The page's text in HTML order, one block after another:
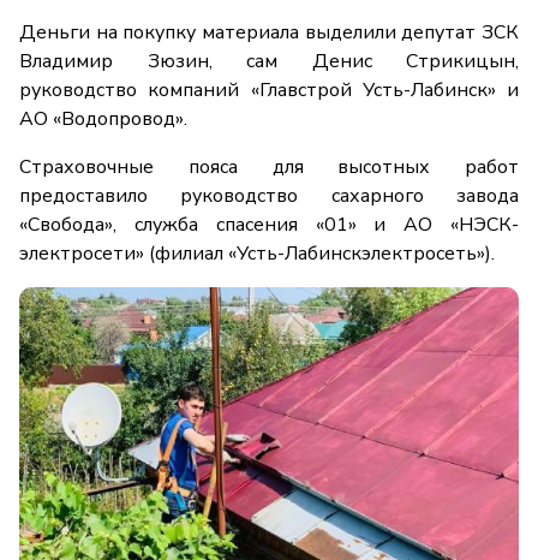
Деньги на покупку материала выделили депутат ЗСК
Владимир Зюзин, сам Денис Стрикицын,
руководство компаний «Главстрой Усть-Лабинск» и
АО «Водопровод».
Страховочные пояса для высотных работ
предоставило руководство сахарного завода
«Свобода», служба спасения «01» и АО «НЭСК-
электросети» (филиал «Усть-Лабинскэлектросеть»).